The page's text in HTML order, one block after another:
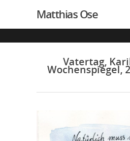
Matthias Ose
Vatertag,
Wochenspiegel,